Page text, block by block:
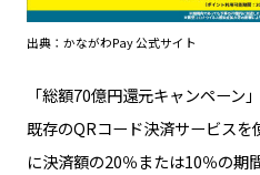
出典：かながわPay 公式サイト
「総額70億円還元キャンペーン
既存のQRコード決済サービス
に決済額の20％または10％の期